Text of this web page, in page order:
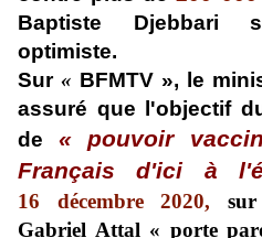
Baptiste Djebbari
optimiste.
Sur « BFMTV », le
assuré que l'objectif
de « pouvoir
Français d'ici à
16 décembre 2020,
Gabriel Attal « porte